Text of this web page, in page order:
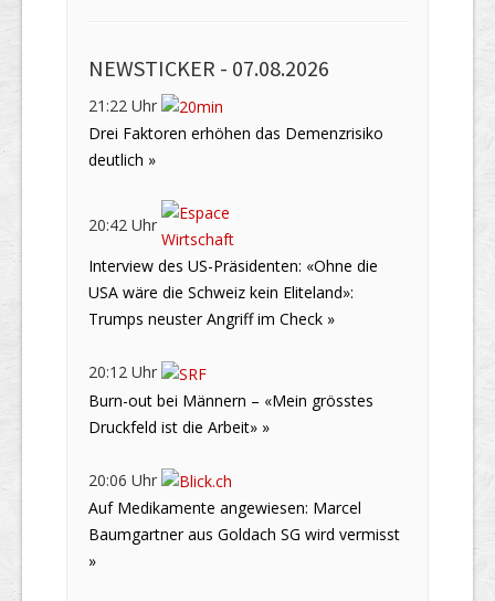
NEWSTICKER - 07.08.2026
21:22 Uhr
Drei Faktoren erhöhen das Demenzrisiko
deutlich »
20:42 Uhr
Interview des US-Präsidenten: «Ohne die
USA wäre die Schweiz kein Eliteland»:
Trumps neuster Angriff im Check »
20:12 Uhr
Burn-out bei Männern – «Mein grösstes
Druckfeld ist die Arbeit» »
20:06 Uhr
Auf Medikamente angewiesen: Marcel
Baumgartner aus Goldach SG wird vermisst
»